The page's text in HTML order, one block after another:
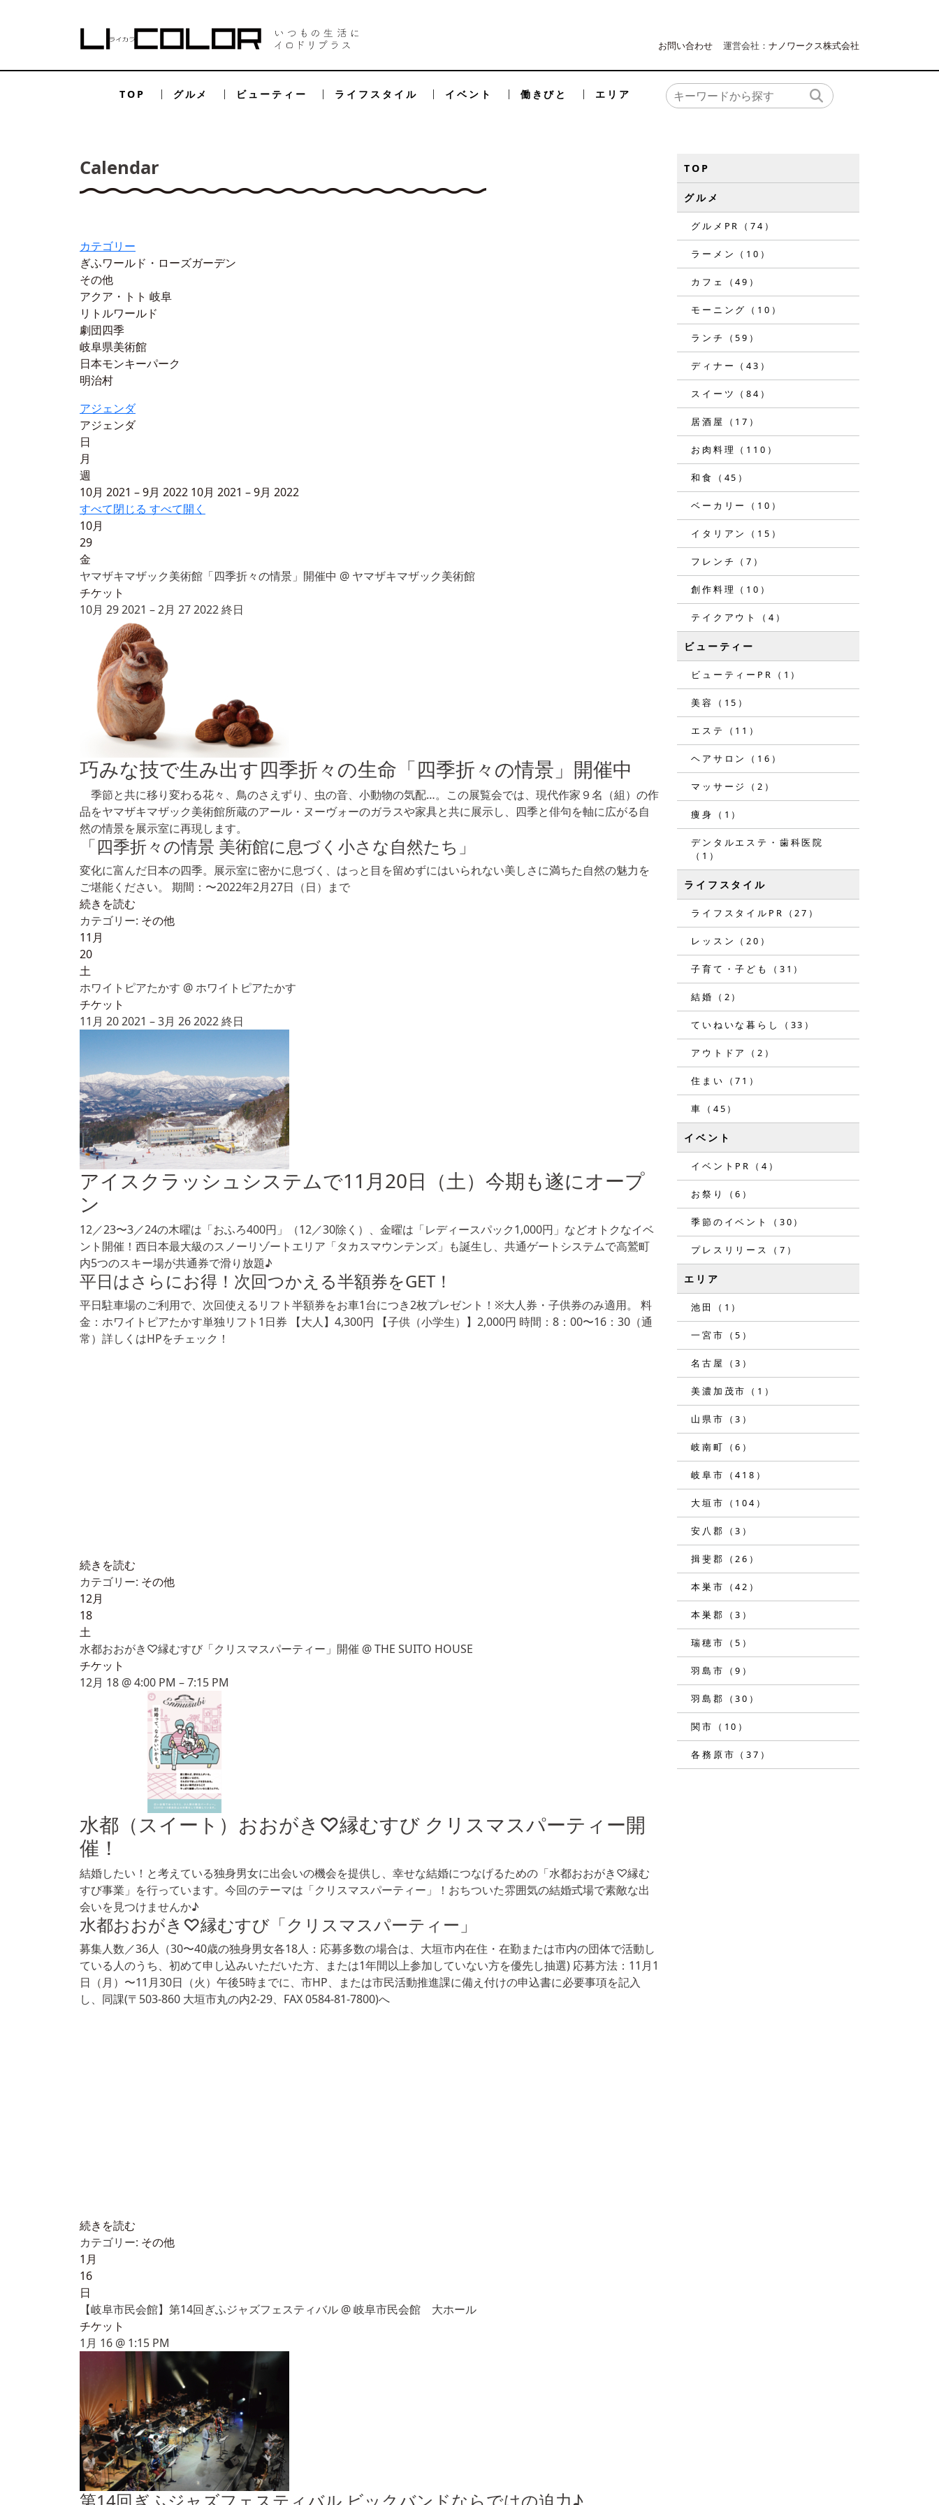
お問い合わせ 運営会社： ナノワークス株式会社
TOP グルメ ビューティー ライフスタイル イベント 働きびと エリア
Calendar
カテゴリー
ぎふワールド・ローズガーデン
その他
アクア・トト 岐阜
リトルワールド
劇団四季
岐阜県美術館
日本モンキーパーク
明治村
アジェンダ
アジェンダ
日
月
週
10月 2021 – 9月 2022 10月 2021 – 9月 2022
すべて閉じる すべて開く
10月
29
金
ヤマザキマザック美術館「四季折々の情景」開催中 @ ヤマザキマザック美術館
チケット
10月 29 2021 – 2月 27 2022終日
巧みな技で生み出す四季折々の生命「四季折々の情景」開催中
季節と共に移り変わる花々、鳥のさえずり、虫の音、小動物の気配…。この展覧会では、現代作家９名（組）の作
品をヤマザキマザック美術館所蔵のアール・ヌーヴォーのガラスや家具と共に展示し、四季と俳句を軸に広がる自
然の情景を展示室に再現します。
「四季折々の情景 美術館に息づく小さな自然たち」
変化に富んだ日本の四季。展示室に密かに息づく、はっと目を留めずにはいられない美しさに満ちた自然の魅力を
ご堪能ください。 期間：〜2022年2月27日（日）まで
続きを読む
カテゴリー: その他
11月
20
土
ホワイトピアたかす @ ホワイトピアたかす
チケット
11月 20 2021 – 3月 26 2022終日
アイスクラッシュシステムで11月20日（土）今期も遂にオープ
ン
12／23〜3／24の木曜は「おふろ400円」（12／30除く）、金曜は「レディースパック1,000円」などオトクなイベ
ント開催！西日本最大級のスノーリゾートエリア「タカスマウンテンズ」も誕生し、共通ゲートシステムで高鷲町
内5つのスキー場が共通券で滑り放題♪
平日はさらにお得！次回つかえる半額券をGET！
平日駐車場のご利用で、次回使えるリフト半額券をお車1台につき2枚プレゼント！※大人券・子供券のみ適用。 料
金：ホワイトピアたかす単独リフト1日券 【大人】4,300円 【子供（小学生）】2,000円 時間：8：00〜16：30（通
常）詳しくはHPをチェック！
続きを読む
カテゴリー: その他
12月
18
土
水都おおがき♡縁むすび「クリスマスパーティー」開催 @ THE SUITO HOUSE
チケット
12月 18 @ 4:00 PM – 7:15 PM
水都（スイート）おおがき♡縁むすび クリスマスパーティー開
催！
結婚したい！と考えている独身男女に出会いの機会を提供し、幸せな結婚につなげるための「水都おおがき♡縁む
すび事業」を行っています。今回のテーマは「クリスマスパーティー」！おちついた雰囲気の結婚式場で素敵な出
会いを見つけませんか♪
水都おおがき♡縁むすび「クリスマスパーティー」
募集人数／36人（30〜40歳の独身男女各18人：応募多数の場合は、大垣市内在住・在勤または市内の団体で活動し
ている人のうち、初めて申し込みいただいた方、または1年間以上参加していない方を優先し抽選) 応募方法：11月1
日（月）〜11月30日（火）午後5時までに、市HP、または市民活動推進課に備え付けの申込書に必要事項を記入
し、同課(〒503-860 大垣市丸の内2-29、FAX 0584-81-7800)へ
続きを読む
カテゴリー: その他
1月
16
日
【岐阜市民会館】第14回ぎふジャズフェスティバル @ 岐阜市民会館 大ホール
チケット
1月 16 @ 1:15 PM
TOP
グルメ
グルメPR（74）
ラーメン（10）
カフェ（49）
モーニング（10）
ランチ（59）
ディナー（43）
スイーツ（84）
居酒屋（17）
お肉料理（110）
和食（45）
ベーカリー（10）
イタリアン（15）
フレンチ（7）
創作料理（10）
テイクアウト（4）
ビューティー
ビューティーPR（1）
美容（15）
エステ（11）
ヘアサロン（16）
マッサージ（2）
痩身（1）
デンタルエステ・歯科医院
（1）
ライフスタイル
ライフスタイルPR（27）
レッスン（20）
子育て・子ども（31）
結婚（2）
ていねいな暮らし（33）
アウトドア（2）
住まい（71）
車（45）
イベント
イベントPR（4）
お祭り（6）
季節のイベント（30）
プレスリリース（7）
エリア
池田（1）
一宮市（5）
名古屋（3）
美濃加茂市（1）
山県市（3）
岐南町（6）
岐阜市（418）
大垣市（104）
安八郡（3）
揖斐郡（26）
本巣市（42）
本巣郡（3）
瑞穂市（5）
羽島市（9）
羽島郡（30）
関市（10）
各務原市（37）